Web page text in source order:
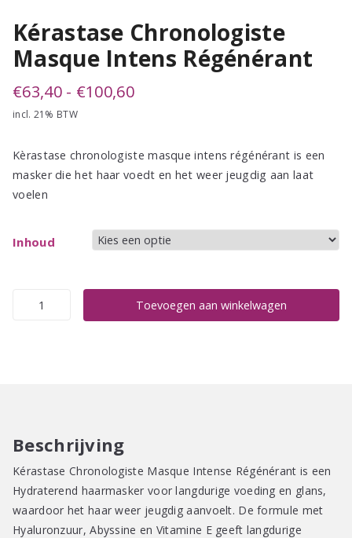
Kérastase Chronologiste
Masque Intens Régénérant
€63,40 - €100,60Prijsklasse:
tot
€100,60
incl. 21% BTW
Kèrastase chronologiste masque intens régénérant is een
masker die het haar voedt en het weer jeugdig aan laat
voelen
Inhoud
Kérastase
Chronologiste
Toevoegen aan winkelwagen
Beschrijving
Kérastase Chronologiste Masque Intense Régénérant is een
Hydraterend haarmasker voor langdurige voeding en glans,
waardoor het haar weer jeugdig aanvoelt. De formule met
Hyaluronzuur, Abyssine en Vitamine E geeft langdurige